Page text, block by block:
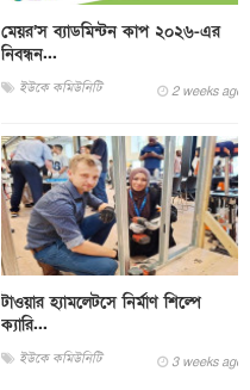
মেয়র’স ব্যাডমিন্টন কাপ ২০২৬-এর
নিবন্ধন...
ইউকে কমিউনিটি 2 weeks ago
টাওয়ার হ্যামলেটসে নির্মাণ শিল্পে
ক্যারি...
ইউকে কমিউনিটি 3 weeks ago